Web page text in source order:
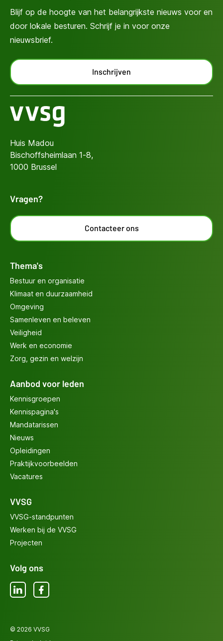
Blijf op de hoogte van het belangrijkste nieuws voor en
door lokale besturen. Schrijf je in voor onze
nieuwsbrief.
Inschrijven
Huis Madou
Bischoffsheimlaan 1-8,
1000 Brussel
Vragen?
Contacteer ons
Thema's
Bestuur en organisatie
Klimaat en duurzaamheid
Omgeving
Samenleven en beleven
Veiligheid
Werk en economie
Zorg, gezin en welzijn
Aanbod voor leden
Kennisgroepen
Kennispagina's
Mandatarissen
Nieuws
Opleidingen
Praktijkvoorbeelden
Vacatures
VVSG
VVSG-standpunten
Werken bij de VVSG
Projecten
Volg ons
LinkedInFacebook
© 2026 VVSG